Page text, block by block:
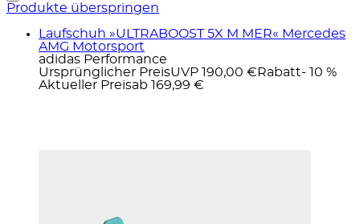
Produkte überspringen
Laufschuh »ULTRABOOST 5X M MER« Mercedes
AMG Motorsport
adidas Performance
Ursprünglicher PreisUVP 190,00 € Rabatt- 10 %
Aktueller Preisab 169,99 €